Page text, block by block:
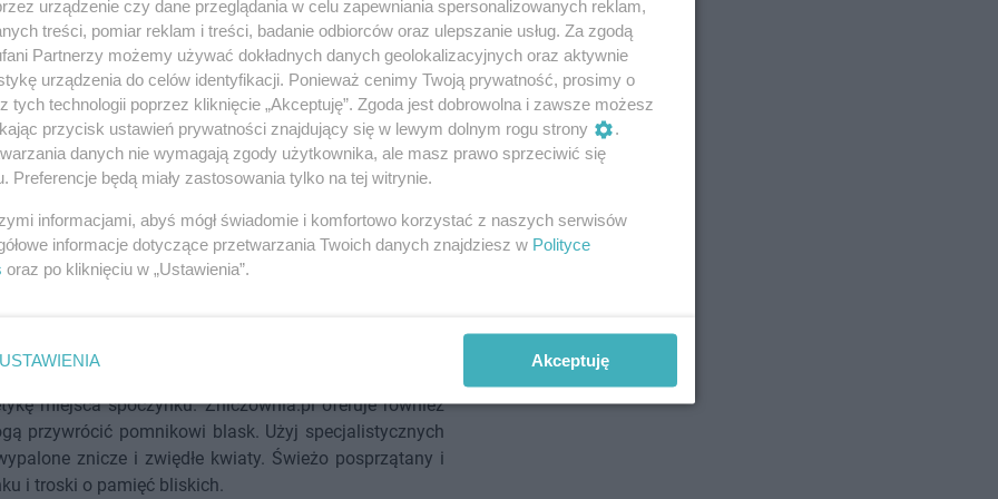
którzy pragną, aby światło na grobie paliło się
o warunki atmosferyczne.
na Wielkanoc?
i nadzieję. W ofercie Zniczownia.pl znajdziemy
nastrój. Wybierajmy te w jasnych kolorach – bieli,
odrodzenie, takimi jak bazie, żonkile czy tulipany.
aniołów, które dodadzą miejscu spoczynku jeszcze
elementy były wykonane z trwałych materiałów,
nagrobka przed
miejsca spoczynku. Zniczownia.pl oferuje również
przywrócić pomnikowi blask. Użyj specjalistycznych
znicze i zwiędłe kwiaty. Świeżo posprzątany i
i troski o pamięć bliskich.
urządzenie czy dane przeglądania w celu zapewniania spersonalizowanych reklam,
treści, pomiar reklam i treści, badanie odbiorców oraz ulepszanie usług. Za zgodą
Partnerzy możemy używać dokładnych danych geolokalizacyjnych oraz aktywnie
urządzenia do celów identyfikacji. Ponieważ cenimy Twoją prywatność, prosimy o
tych technologii poprzez kliknięcie „Akceptuję”. Zgoda jest dobrowolna i zawsze możesz
przycisk ustawień prywatności znajdujący się w lewym dolnym rogu strony
.
danych nie wymagają zgody użytkownika, ale masz prawo sprzeciwić się
Preferencje będą miały zastosowania tylko na tej witrynie.
informacjami, abyś mógł świadomie i komfortowo korzystać z naszych serwisów
informacje dotyczące przetwarzania Twoich danych znajdziesz w Polityce
oraz po kliknięciu w „Ustawienia”.
USTAWIENIA Akceptuję